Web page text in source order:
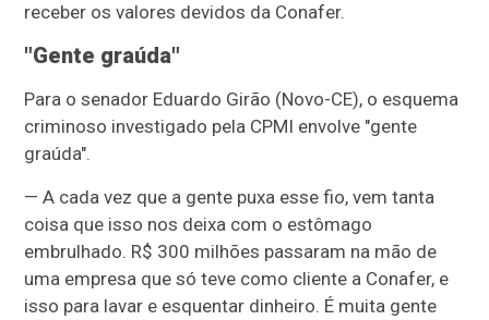
receber os valores devidos da Conafer.
"Gente graúda"
Para o senador Eduardo Girão (Novo-CE), o esquema
criminoso investigado pela CPMI envolve "gente
graúda".
— A cada vez que a gente puxa esse fio, vem tanta
coisa que isso nos deixa com o estômago
embrulhado. R$ 300 milhões passaram na mão de
uma empresa que só teve como cliente a Conafer, e
isso para lavar e esquentar dinheiro. É muita gente